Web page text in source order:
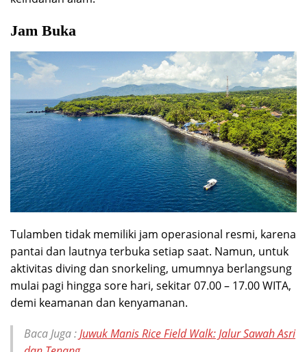
Jam Buka
Tulamben tidak memiliki jam operasional resmi, karena
pantai dan lautnya terbuka setiap saat. Namun, untuk
aktivitas diving dan snorkeling, umumnya berlangsung
mulai pagi hingga sore hari, sekitar 07.00 – 17.00 WITA,
demi keamanan dan kenyamanan.
Baca Juga :Juwuk Manis Rice Field Walk: Jalur Sawah Asri